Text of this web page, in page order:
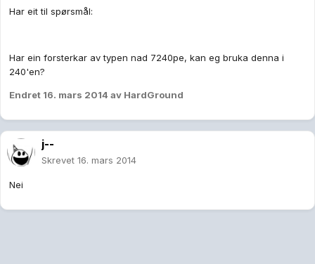
Har eit til spørsmål:
Har ein forsterkar av typen nad 7240pe, kan eg bruka denna i
240'en?
Endret 16. mars 2014 av HardGround
j--
Skrevet 16. mars 2014
Nei